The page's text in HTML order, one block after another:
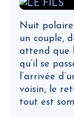
Nuit
un couple,
attend que
qu’il se
l’arrivée
voisin, le
tout est